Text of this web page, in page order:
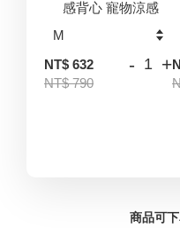
感背心 寵物涼感
NT$ 632
NT$ 790
- +
商品可